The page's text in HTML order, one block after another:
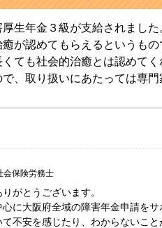
生年金３級が支給されまし
が認めてもらえるというも
ても社会的治癒とは認めて
、取り扱いにあたっては専門
会保険労務士
がとうございます。
に大阪府全域の障害年金申請をサ
不安を感じたり、わからないこと